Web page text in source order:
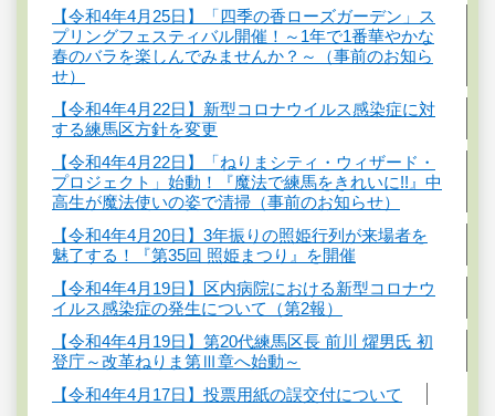
【令和4年4月25日】「四季の香ローズガーデン」ス
プリングフェスティバル開催！～1年で1番華やかな
春のバラを楽しんでみませんか？～（事前のお知ら
せ）
【令和4年4月22日】新型コロナウイルス感染症に対
する練馬区方針を変更
【令和4年4月22日】「ねりまシティ・ウィザード・
プロジェクト」始動！『魔法で練馬をきれいに!!』中
高生が魔法使いの姿で清掃（事前のお知らせ）
【令和4年4月20日】3年振りの照姫行列が来場者を
魅了する！『第35回 照姫まつり』を開催
【令和4年4月19日】区内病院における新型コロナウ
イルス感染症の発生について（第2報）
【令和4年4月19日】第20代練馬区長 前川 燿男氏 初
登庁～改革ねりま第Ⅲ章へ始動～
【令和4年4月17日】投票用紙の誤交付について